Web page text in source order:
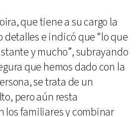
que tiene a su cargo la
e indicó que “lo que
y mucho”, subrayando
que hemos dado con la
se trata de un
pero aún resta
los familiares y combinar